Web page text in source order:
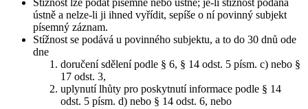
Stížnost lze podat písemně nebo ústně; je-li stížnost podána
ústně a nelze-li ji ihned vyřídit, sepíše o ní povinný subjekt
písemný záznam.
Stížnost se podává u povinného subjektu, a to do 30 dnů ode
dne
doručení sdělení podle § 6, § 14 odst. 5 písm. c) nebo §
17 odst. 3,
uplynutí lhůty pro poskytnutí informace podle § 14
odst. 5 písm. d) nebo § 14 odst. 6, nebo